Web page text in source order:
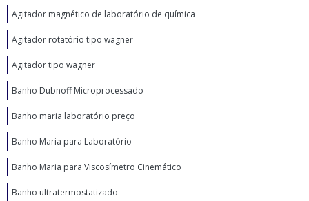
Agitador magnético de laboratório de química
Agitador rotatório tipo wagner
Agitador tipo wagner
Banho Dubnoff Microprocessado
Banho maria laboratório preço
Banho Maria para Laboratório
Banho Maria para Viscosímetro Cinemático
Banho ultratermostatizado